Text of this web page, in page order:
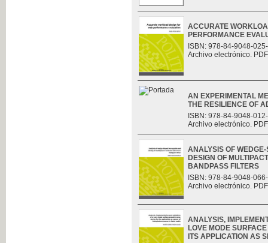
ACCURATE
PERFORMANCE
ISBN: 978-84-9048-
Archivo electrónico.
AN EXPERIMENTAL
THE RESILIENCE OF
ISBN: 978-84-9048-
Archivo electrónico.
ANALYSIS OF
DESIGN OF
BANDPASS FILTERS
ISBN: 978-84-9048-
Archivo electrónico.
ANALYSIS,
LOVE MODE
ITS APPLICATION AS